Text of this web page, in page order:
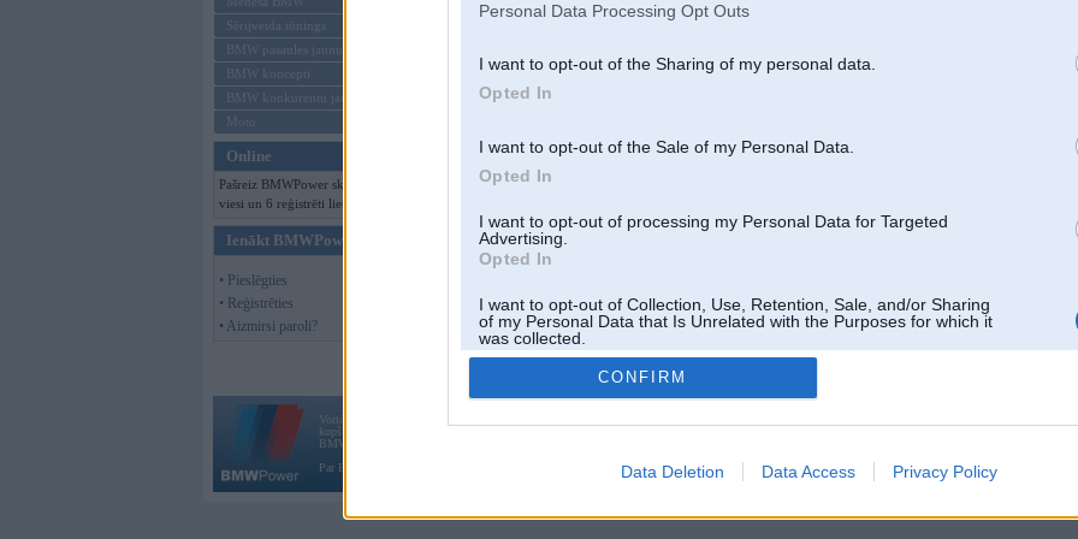
Personal Data Processing Opt Outs
I want to opt-out of the Sharing of my personal data.
Opted In
I want to opt-out of the Sale of my Personal Data.
Opted In
I want to opt-out of processing my Personal Data for Targeted
Advertising.
Opted In
I want to opt-out of Collection, Use, Retention, Sale, and/or Sharing
of my Personal Data that Is Unrelated with the Purposes for which it
was collected.
Opted Out
CONFIRM
Data Deletion Data Access Privacy Policy
Sērijveida tūnings
BMW pasaules jaunumi
BMW koncepti
BMW konkurentu jaunumi
Moto
Online
Pašreiz BMWPower skatās 147
viesi un 6 reģistrēti lietotāji.
Ienākt BMWPower
• Pieslēgties
• Reģistrēties
• Aizmirsi paroli?
Vortāls BMWPower.lv darbojas
kopš 2002. gada 14. maija. Tas nav auto klubs un nav saistīts ar
BMW AG.
Par BMWPower